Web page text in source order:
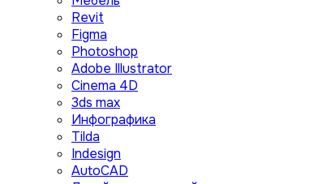
Revit
Figma
Photoshop
Adobe Illustrator
Сinema 4D
3ds max
Инфографика
Tilda
Indesign
AutoCAD